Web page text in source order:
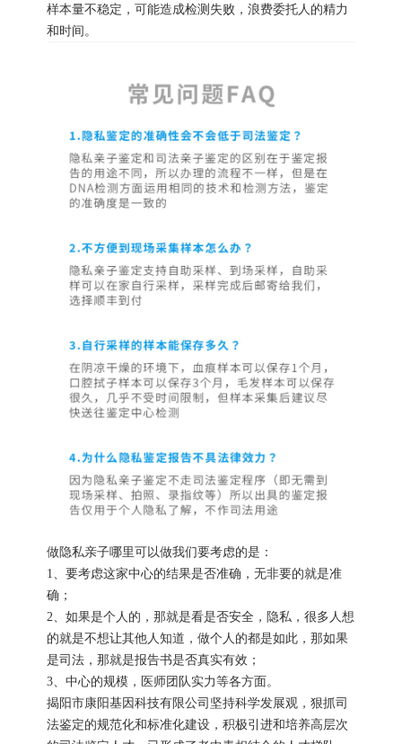
样本量不稳定，可能造成检测失败，浪费委托人的精力
和时间。
做隐私亲子哪里可以做我们要考虑的是：
1、要考虑这家中心的结果是否准确，无非要的就是准
确；
2、如果是个人的，那就是看是否安全，隐私，很多人想
的就是不想让其他人知道，做个人的都是如此，那如果
是司法，那就是报告书是否真实有效；
3、中心的规模，医师团队实力等各方面。
揭阳市康阳基因科技有限公司坚持科学发展观，狠抓司
法鉴定的规范化和标准化建设，积极引进和培养高层次